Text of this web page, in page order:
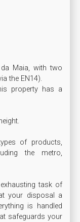
Maia, with two
the EN14).
property has a
of products,
the metro,
task of
your disposal a
is handled
safeguards your